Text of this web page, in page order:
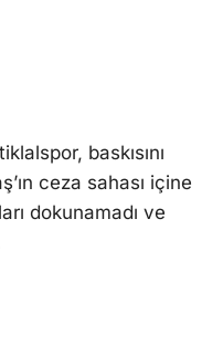
baskısını
ceza sahası içine
dokunamadı ve